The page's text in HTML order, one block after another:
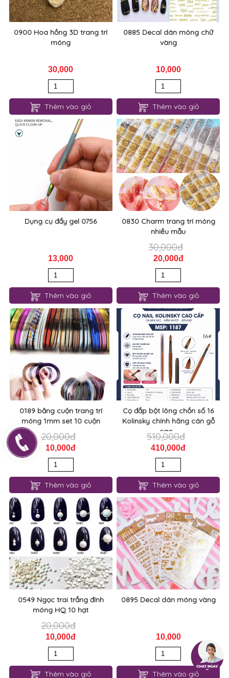
0900 Hoa hồng 3D trang trí
móng
30,000
Thêm vào giỏ
0885 Decal dán móng chữ
vàng
10,000
Thêm vào giỏ
Dụng cụ đẩy gel 0756
13,000
Thêm vào giỏ
0830 Charm trang trí móng
nhiều mẫu
30,000đ
20,000đ
Thêm vào giỏ
0189 băng cuộn trang trí
móng 1mm set 10 cuộn
20,000đ
10,000đ
Thêm vào giỏ
Cọ đắp bột lông chồn số 16
Kolinsky chính hãng cán gỗ
cao...
510,000đ
410,000đ
Thêm vào giỏ
0549 Ngọc trai trắng đính
móng HQ 10 hạt
20,000đ
10,000đ
Thêm vào giỏ
0895 Decal dán móng vàng
10,000
Thêm vào giỏ